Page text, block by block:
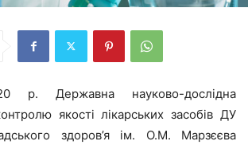
р. Державна науково-дослідна
якості лікарських засобів ДУ
здоров’я ім. О.М. Марзєєва